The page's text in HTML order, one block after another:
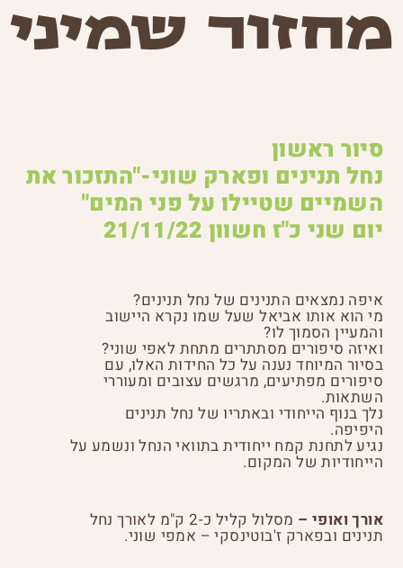
מחזור שמיני
סיור ראשון
נחל תנינים ופארק שוני-"התזכור את
השמיים שטיילו על פני המים"
יום שני כ"ז חשוון 21/11/22
איפה נמצאים התנינים של נחל תנינים?
מי הוא אותו אביאל שעל שמו נקרא היישוב
והמעיין הסמוך לו?
ואיזה סיפורים מסתתרים מתחת לאפי שוני?
בסיור המיוחד נענה על כל החידות האלו, עם
סיפורים מפתיעים, מרגשים עצובים ומעוררי
השתאות.
נלך בנוף הייחודי ובאתריו של נחל תנינים
היפיפה.
נגיע לתחנת קמח ייחודית בתוואי הנחל ונשמע על
הייחודיות של המקום.
אורך ואופי – מסלול קליל כ-2 ק"מ לאורך נחל
תנינים ובפארק ז'בוטינסקי – אמפי שוני.